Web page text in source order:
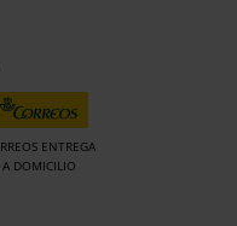
ENTREGA
A DOMICILIO